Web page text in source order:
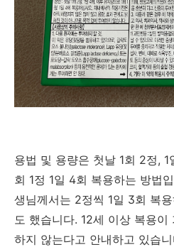
용법 및 용량은 첫날 1회 2정,
회 1정 1일 4회 복용하는 방법
생님께서는 2정씩 1일 3회 복
도 했습니다. 12세 이상 복용
하지 않는다고 안내하고 있습